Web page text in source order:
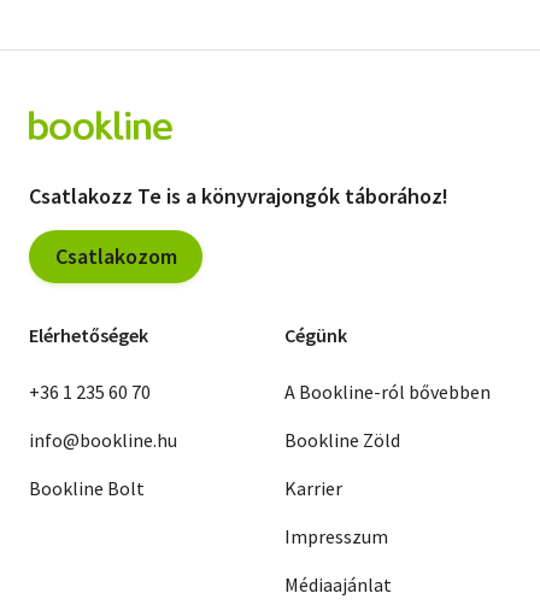
Csatlakozz Te is a könyvrajongók táborához!
Csatlakozom
Elérhetőségek
+36 1 235 60 70
info@bookline.hu
Bookline Bolt
Cégünk
A Bookline-ról bővebben
Bookline Zöld
Karrier
Impresszum
Médiaajánlat